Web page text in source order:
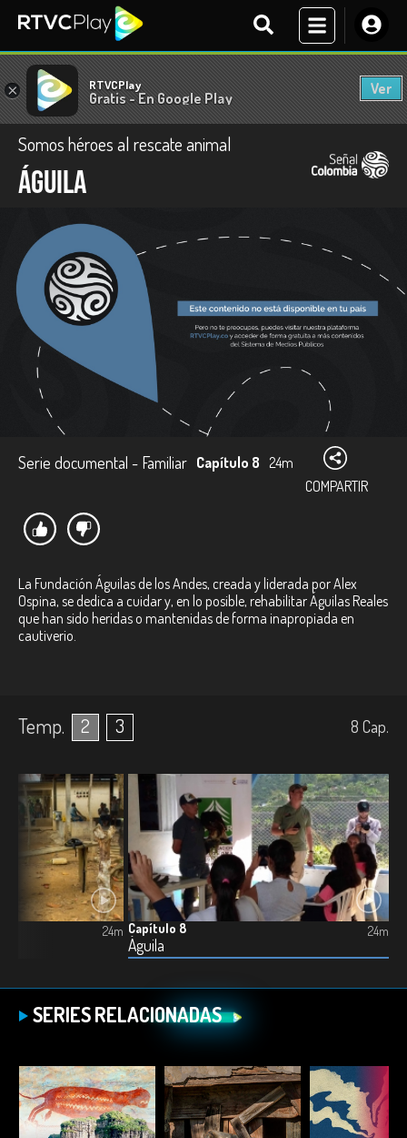
× RTVCPlay
Gratis - En Google Play
Ver
Somos héroes al rescate animal
Águila
Serie documental - Familiar Capítulo 8 24m
COMPARTIR
La Fundación Águilas de los Andes, creada y liderada por Alex
Ospina, se dedica a cuidar y, en lo posible, rehabilitar Águilas Reales
que han sido heridas o mantenidas de forma inapropiada en
cautiverio.
Temp. 2 3 8 Cap.
24m Capítulo 8
Águila
24m
SERIES RELACIONADAS